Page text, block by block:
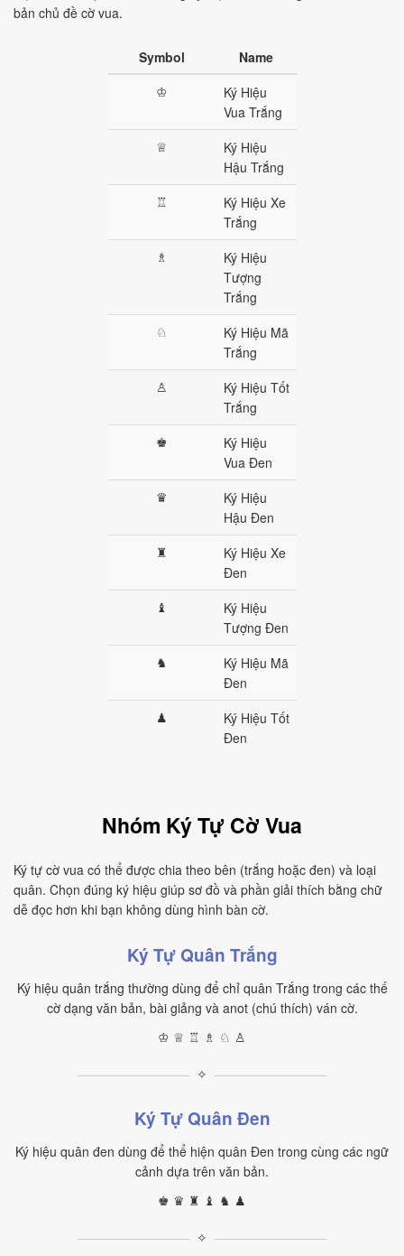
bản chủ đề cờ vua.
Symbol
Name
♔
Ký Hiệu
Vua Trắng
♕
Ký Hiệu
Hậu Trắng
♖
Ký Hiệu Xe
Trắng
♗
Ký Hiệu
Tượng
Trắng
♘
Ký Hiệu Mã
Trắng
♙
Ký Hiệu Tốt
Trắng
♚
Ký Hiệu
Vua Đen
♛
Ký Hiệu
Hậu Đen
♜
Ký Hiệu Xe
Đen
♝
Ký Hiệu
Tượng Đen
♞
Ký Hiệu Mã
Đen
♟
Ký Hiệu Tốt
Đen
Nhóm Ký Tự Cờ Vua
Ký tự cờ vua có thể được chia theo bên (trắng hoặc đen) và loại
quân. Chọn đúng ký hiệu giúp sơ đồ và phần giải thích bằng chữ
dễ đọc hơn khi bạn không dùng hình bàn cờ.
Ký Tự Quân Trắng
Ký hiệu quân trắng thường dùng để chỉ quân Trắng trong các thế
cờ dạng văn bản, bài giảng và anot (chú thích) ván cờ.
♔ ♕ ♖ ♗ ♘ ♙
✧
Ký Tự Quân Đen
Ký hiệu quân đen dùng để thể hiện quân Đen trong cùng các ngữ
cảnh dựa trên văn bản.
♚ ♛ ♜ ♝ ♞ ♟
✧